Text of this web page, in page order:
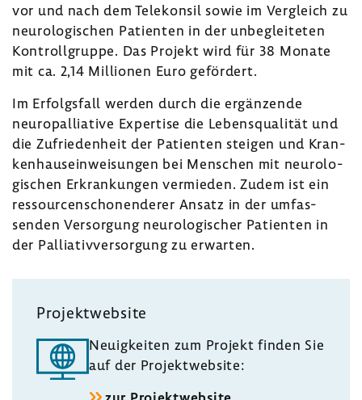
vor und nach dem Tele­konsil sowie im Vergleich zu
neuro­lo­gi­schen Pati­enten in der unbe­glei­teten
Kontroll­gruppe. Das Projekt wird für 38 Monate
mit ca. 2,14 Millionen Euro geför­dert.
Im Erfolgs­fall werden durch die ergän­zende
neuro­pal­lia­tive Exper­tise die Lebens­qua­lität und
die Zufrie­den­heit der Pati­enten steigen und Kran­
ken­haus­ein­wei­sungen bei Menschen mit neuro­lo­
gi­schen Erkran­kungen vermieden. Zudem ist ein
ressour­cen­scho­nen­derer Ansatz in der umfas­
senden Versor­gung neuro­lo­gi­scher Pati­enten in
der Pallia­tiv­ver­sor­gung zu erwarten.
Projekt­web­site
Neuig­keiten zum Projekt finden Sie
auf der Projekt­web­site: